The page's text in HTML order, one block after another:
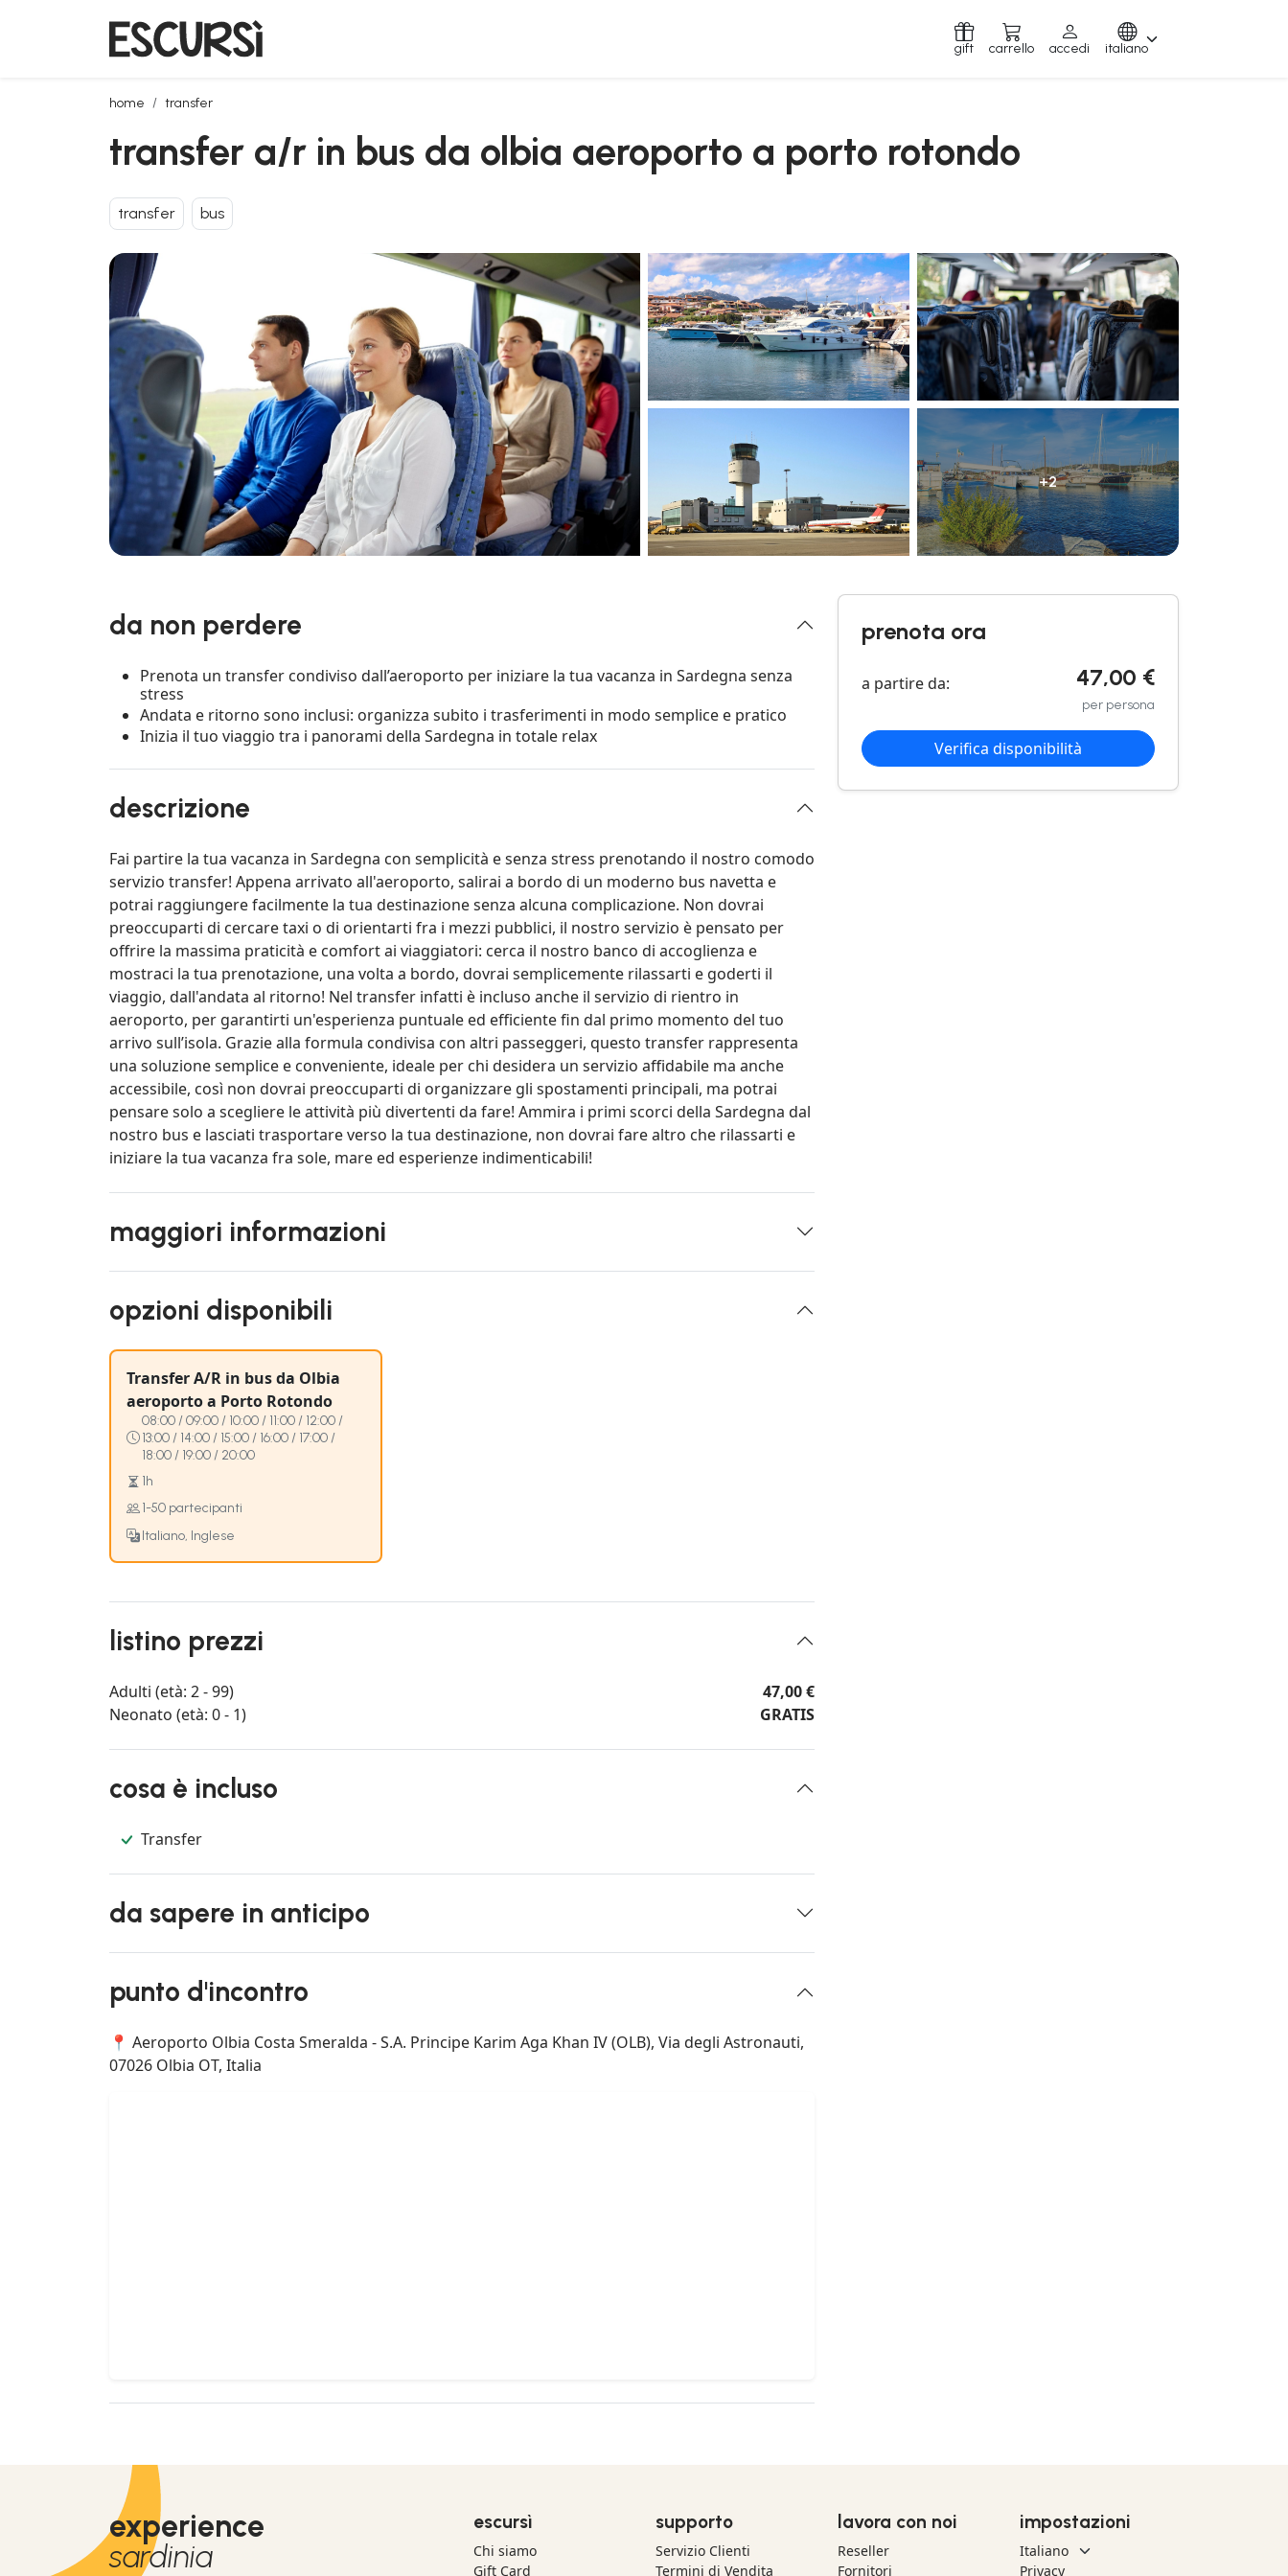
gift carrello accedi italiano
home transfer
transfer a/r in bus da olbia aeroporto a porto rotondo
transfer a/r in bus da olbia aeroporto a porto rotondo
transfer bus
+2
da non perdere
Prenota un transfer condiviso dall’aeroporto per iniziare la tua vacanza in Sardegna senza
stress
Andata e ritorno sono inclusi: organizza subito i trasferimenti in modo semplice e pratico
Inizia il tuo viaggio tra i panorami della Sardegna in totale relax
descrizione
Fai partire la tua vacanza in Sardegna con semplicità e senza stress prenotando il nostro comodo
servizio transfer! Appena arrivato all'aeroporto, salirai a bordo di un moderno bus navetta e
potrai raggiungere facilmente la tua destinazione senza alcuna complicazione. Non dovrai
preoccuparti di cercare taxi o di orientarti fra i mezzi pubblici, il nostro servizio è pensato per
offrire la massima praticità e comfort ai viaggiatori: cerca il nostro banco di accoglienza e
mostraci la tua prenotazione, una volta a bordo, dovrai semplicemente rilassarti e goderti il
viaggio, dall'andata al ritorno! Nel transfer infatti è incluso anche il servizio di rientro in
aeroporto, per garantirti un'esperienza puntuale ed efficiente fin dal primo momento del tuo
arrivo sull’isola. Grazie alla formula condivisa con altri passeggeri, questo transfer rappresenta
una soluzione semplice e conveniente, ideale per chi desidera un servizio affidabile ma anche
accessibile, così non dovrai preoccuparti di organizzare gli spostamenti principali, ma potrai
pensare solo a scegliere le attività più divertenti da fare! Ammira i primi scorci della Sardegna dal
nostro bus e lasciati trasportare verso la tua destinazione, non dovrai fare altro che rilassarti e
iniziare la tua vacanza fra sole, mare ed esperienze indimenticabili!
maggiori informazioni
opzioni disponibili
Transfer A/R in bus da Olbia
aeroporto a Porto Rotondo
08:00 / 09:00 / 10:00 / 11:00 / 12:00 /
13:00 / 14:00 / 15:00 / 16:00 / 17:00 /
18:00 / 19:00 / 20:00
1h
1-50 partecipanti
Italiano, Inglese
listino prezzi
Adulti (età: 2 - 99)
47,00 €
Neonato (età: 0 - 1)
GRATIS
cosa è incluso
Transfer
da sapere in anticipo
punto d'incontro
📍 Aeroporto Olbia Costa Smeralda - S.A. Principe Karim Aga Khan IV (OLB), Via degli Astronauti,
07026 Olbia OT, Italia
prenota ora
a partire da: 47,00 €
per persona
Verifica disponibilità
experience
sardinia
escursì
Chi siamo
Gift Card
supporto
Servizio Clienti
Termini di Vendita
lavora con noi
Reseller
Fornitori
impostazioni
Privacy